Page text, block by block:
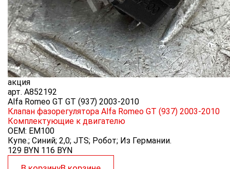
акция
арт. A852192
Alfa Romeo GT GT (937) 2003-2010
Клапан фазорегулятора Alfa Romeo GT (937) 2003-2010
Комплектующие к двигателю
OEM: EM100
Купе.; Синий; 2,0; JTS; Робот; Из Германии.
129 BYN 116 BYN